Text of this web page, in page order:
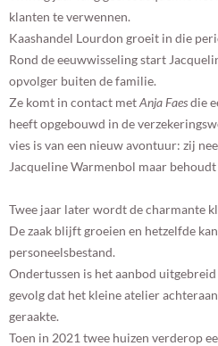
klanten te verwennen.
Kaashandel Lourdon groeit in die
Rond de eeuwwisseling start
opvolger buiten de familie.
Ze komt in contact metAnja Faesdie
heeft opgebouwd in de
vies is van een nieuw avontuur: zij
Jacqueline Warmenbol maar
Twee jaar later wordt de charmante
De zaak blijft groeien en hetzelfde
personeelsbestand.
Ondertussen is het aanbod
gevolg dat het kleine atelier
geraakte.
Toen in 2021 twee huizen verderop